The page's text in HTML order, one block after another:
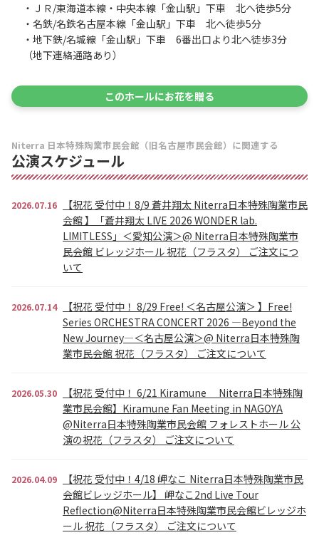
・ＪＲ/東海道本線・中央本線「金山駅」下車 北へ徒歩5分
・名鉄/名鉄名古屋本線「金山駅」下車 北へ徒歩5分
・地下鉄/名城線「金山駅」下車 6番出口より北へ徒歩3分
（地下連絡通路あり）
このホールにお花を贈る
Niterra 日本特殊陶業市民会館（旧名古屋市民会館）に関連する
公演スケジュール
2026.07.16
【祝花 受付中！8/9 蒼井翔太 Niterra日本特殊陶業市民
会館 】「蒼井翔太 LIVE 2026 WONDER lab.
LIMITLESS」＜愛知公演＞@ Niterra日本特殊陶業市
民会館 ビレッジホール 祝花（フラスタ） ご注文につ
いて
2026.07.14
【祝花 受付中！ 8/29 Free! ＜名古屋公演＞ 】Free!
Series ORCHESTRA CONCERT 2026 ―Beyond the
New Journey―＜名古屋公演＞@ Niterra日本特殊陶
業市民会館 祝花（フラスタ） ご注文について
2026.05.30
【祝花 受付中！ 6/21 Kiramune Niterra日本特殊陶
業市民会館】Kiramune Fan Meeting in NAGOYA
@Niterra日本特殊陶業市民会館 フォレストホール 公
演の祝花（フラスタ） ご注文について
2026.04.09
【祝花 受付中！4/18 岬なこ Niterra日本特殊陶業市民
会館ビレッジホール】 岬なこ2nd Live Tour
Reflection@Niterra日本特殊陶業市民会館ビレッジホ
ール 祝花（フラスタ） ご注文について